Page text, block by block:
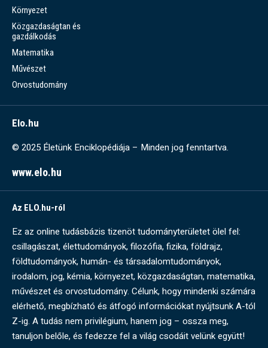
Környezet
Közgazdaságtan és
gazdálkodás
Matematika
Művészet
Orvostudomány
Elo.hu
© 2025 Életünk Enciklopédiája – Minden jog fenntartva.
www.elo.hu
Az ELO.hu-ról
Ez az online tudásbázis tizenöt tudományterületet ölel fel:
csillagászat, élettudományok, filozófia, fizika, földrajz,
földtudományok, humán- és társadalomtudományok,
irodalom, jog, kémia, környezet, közgazdaságtan, matematika,
művészet és orvostudomány. Célunk, hogy mindenki számára
elérhető, megbízható és átfogó információkat nyújtsunk A-tól
Z-ig. A tudás nem privilégium, hanem jog – ossza meg,
tanuljon belőle, és fedezze fel a világ csodáit velünk együtt!